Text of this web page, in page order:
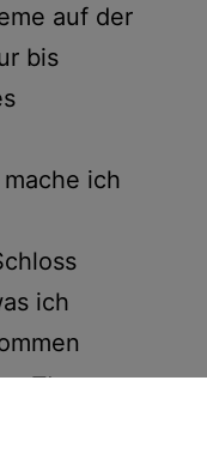
auf der
bis
ich
ich
The